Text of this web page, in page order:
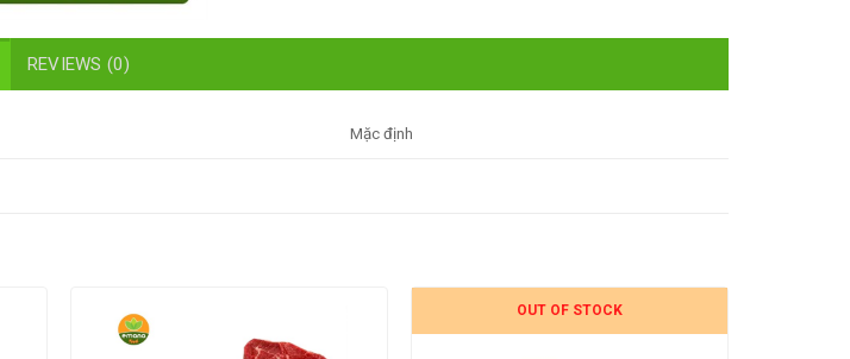
REVIEWS (0)
Mặc định
OUT OF STOCK